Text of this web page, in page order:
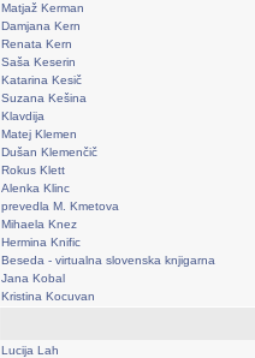
Matjaž Kerman
Damjana Kern
Renata Kern
Saša Keserin
Katarina Kesič
Suzana Kešina
Klavdija
Matej Klemen
Dušan Klemenčič
Rokus Klett
Alenka Klinc
prevedla M. Kmetova
Mihaela Knez
Hermina Knific
Beseda - virtualna slovenska knjigarna
Jana Kobal
Kristina Kocuvan
Lucija Lah